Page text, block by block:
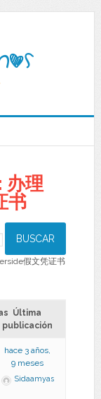
理
书
假文凭证书
Última
publicación
hace 3 años,
9 meses
Sidaamyas